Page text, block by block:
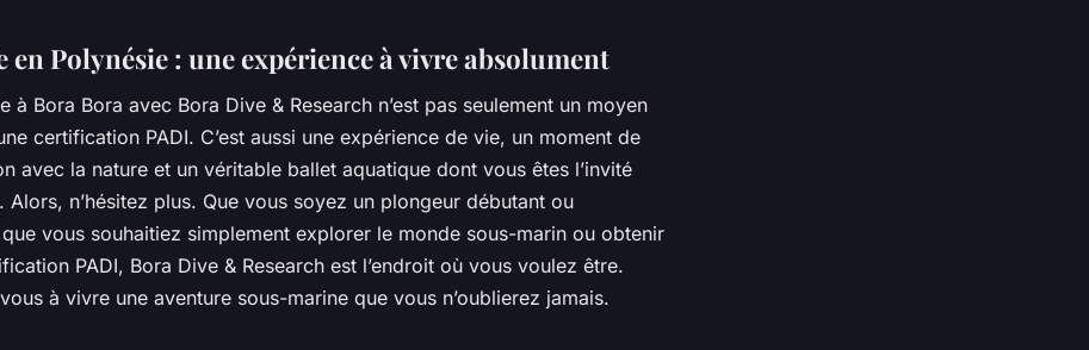
en Polynésie : une expérience à vivre absolument
à Bora Bora avec Bora Dive & Research n’est pas seulement un moyen
certification PADI. C’est aussi une expérience de vie, un moment de
avec la nature et un véritable ballet aquatique dont vous êtes l’invité
Alors, n’hésitez plus. Que vous soyez un plongeur débutant ou
vous souhaitiez simplement explorer le monde sous-marin ou obtenir
PADI, Bora Dive & Research est l’endroit où vous voulez être.
à vivre une aventure sous-marine que vous n’oublierez jamais.